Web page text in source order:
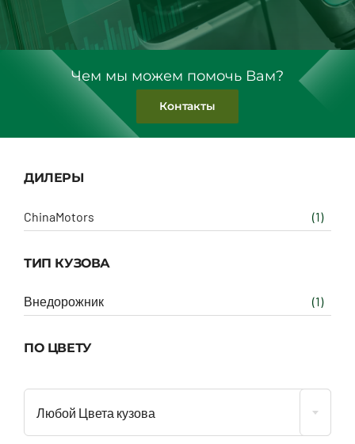
Чем мы можем помочь Вам?
Контакты
ДИЛЕРЫ
ChinaMotors (1)
ТИП КУЗОВА
Внедорожник (1)
ПО ЦВЕТУ
Любой Цвета кузова